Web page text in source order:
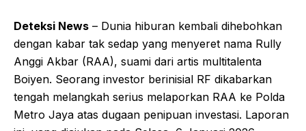
Deteksi News – Dunia hiburan kembali dihebohkan
dengan kabar tak sedap yang menyeret nama Rully
Anggi Akbar (RAA), suami dari artis multitalenta
Boiyen. Seorang investor berinisial RF dikabarkan
tengah melangkah serius melaporkan RAA ke Polda
Metro Jaya atas dugaan penipuan investasi. Laporan